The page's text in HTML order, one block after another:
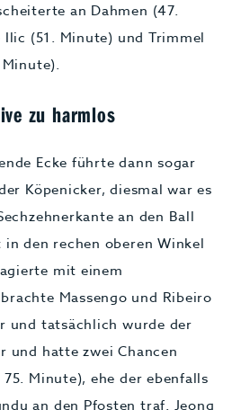
an Dahmen (47.
(51. Minute) und Trimmel
zu harmlos
Ecke führte dann sogar
Köpenicker, diesmal war es
an den Ball
den rechen oberen Winkel
mit einem
Massengo und Ribeiro
und tatsächlich wurde der
und hatte zwei Chancen
Minute), ehe der ebenfalls
an den Pfosten traf. Jeong